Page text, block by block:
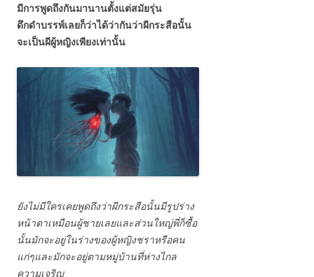
มีการพูดถึงกันมานานตั้งแต่สมัยรุ่น
ดึกดำบรรพ์เลยก็ว่าได้ว่ากันว่าผีกระสือนั้น
จะเป็นผีผู้หญิงเพียงเท่านั้น
ยังไม่มีใครเคยพูดถึงว่าผีกระสือนั้นมีรูปร่าง
หน้าตาเหมือนผู้ชายเลยและส่วนใหญ่พี่ก็ซื้อ
นั้นมักจะอยู่ในร่างของผู้หญิงชราหรือคน
แก่ๆและมักจะอยู่ตามหมู่บ้านที่ห่างไกล
ความเจริญ